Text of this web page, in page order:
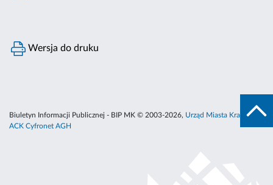
Wersja do druku
Biuletyn Informacji Publicznej - BIP MK © 2003-2026, Urząd Miasta Krakowa
ACK Cyfronet AGH